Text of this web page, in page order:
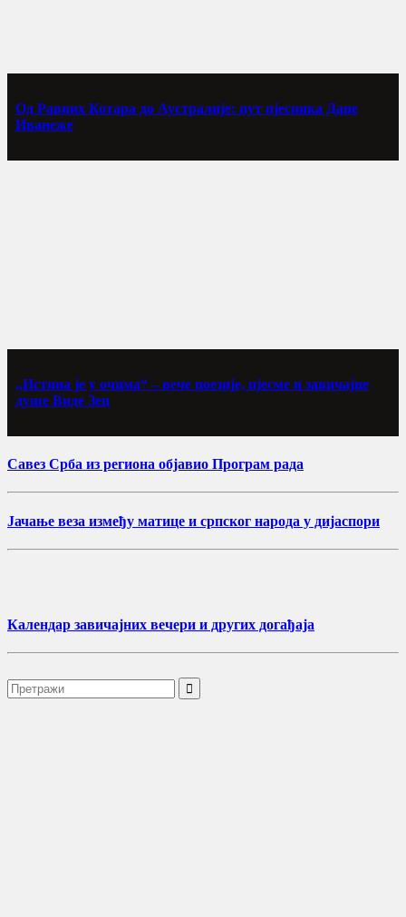
Од Равних Котара до Аустралије: пут пјесника Дане
Иванеже
„Истина је у очима“ – вече поезије, пјесме и завичајне
душе Виде Зец
Савез Срба из региона објавио Програм рада
Јачање веза између матице и српског народа у дијаспори
Календар завичајних вечери и других догађаја